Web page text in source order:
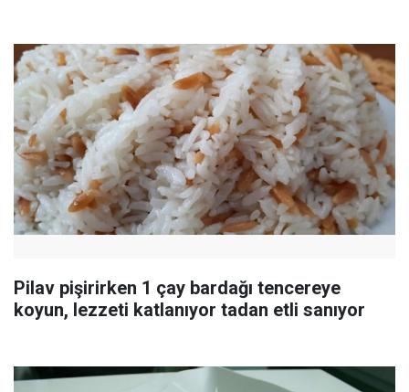
Pilav pişirirken 1 çay bardağı tencereye
koyun, lezzeti katlanıyor tadan etli sanıyor